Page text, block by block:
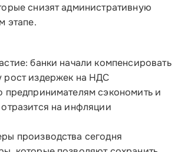
поддержки
снизят административную
этапе.
банки начали компенсировать
рост издержек на НДС
предпринимателям сэкономить и
на инфляции
производства сегодня